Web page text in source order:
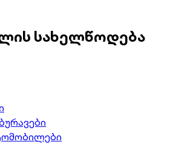
სახელწოდება